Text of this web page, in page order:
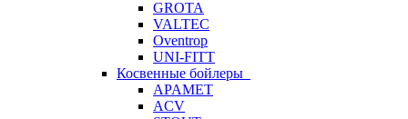
GROTA
VALTEC
Oventrop
UNI-FITT
Косвенные бойлеры
APAMET
ACV